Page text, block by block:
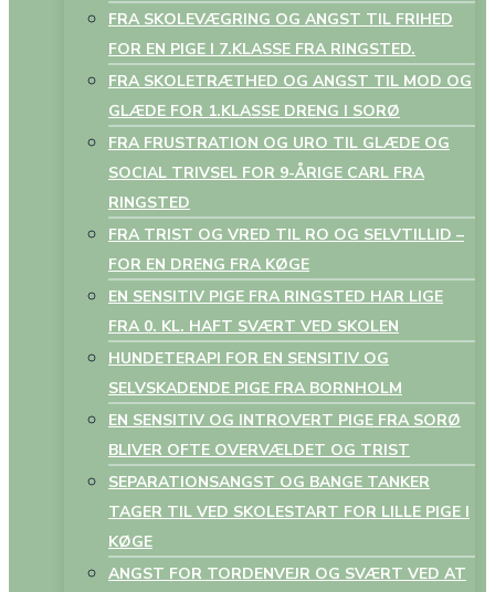
FRA SKOLEVÆGRING OG ANGST TIL FRIHED
FOR EN PIGE I 7.KLASSE FRA RINGSTED.
FRA SKOLETRÆTHED OG ANGST TIL MOD OG
GLÆDE FOR 1.KLASSE DRENG I SORØ
FRA FRUSTRATION OG URO TIL GLÆDE OG
SOCIAL TRIVSEL FOR 9-ÅRIGE CARL FRA
RINGSTED
FRA TRIST OG VRED TIL RO OG SELVTILLID –
FOR EN DRENG FRA KØGE
EN SENSITIV PIGE FRA RINGSTED HAR LIGE
FRA 0. KL. HAFT SVÆRT VED SKOLEN
HUNDETERAPI FOR EN SENSITIV OG
SELVSKADENDE PIGE FRA BORNHOLM
EN SENSITIV OG INTROVERT PIGE FRA SORØ
BLIVER OFTE OVERVÆLDET OG TRIST
SEPARATIONSANGST OG BANGE TANKER
TAGER TIL VED SKOLESTART FOR LILLE PIGE I
KØGE
ANGST FOR TORDENVEJR OG SVÆRT VED AT